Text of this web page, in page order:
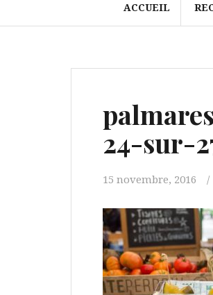
ACCUEIL
24-sur-
15 novembre, 2016